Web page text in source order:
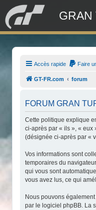
GRAN
Accès rapide Faire
GT-FR.com forum
FORUM GRAN
Cette politique explique
ci-après par « ils », « eux
(désignée ci-après par «
Vos informations sont
temporaires du
qui vous sont
vous avez lus, ce qui
Nous pouvons
par le logiciel phpBB. La